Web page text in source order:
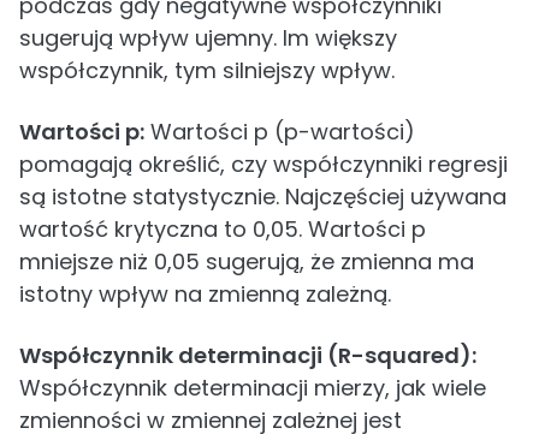
sugerują wpływ ujemny. Im większy
współczynnik, tym silniejszy wpływ.
Wartości p: Wartości p (p-wartości)
pomagają określić, czy współczynniki regresji
są istotne statystycznie. Najczęściej używana
wartość krytyczna to 0,05. Wartości p
mniejsze niż 0,05 sugerują, że zmienna ma
istotny wpływ na zmienną zależną.
Współczynnik determinacji (R-squared):
Współczynnik determinacji mierzy, jak wiele
zmienności w zmiennej zależnej jest